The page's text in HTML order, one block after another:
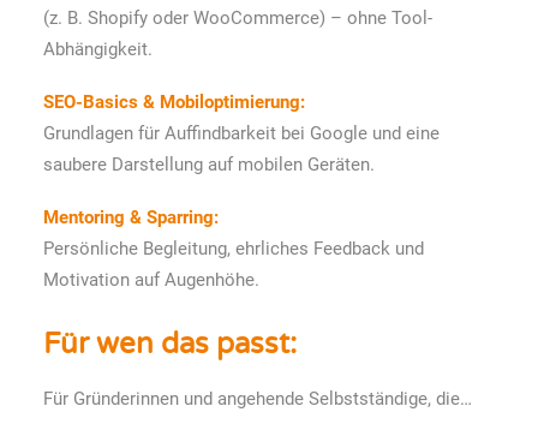
(z. B. Shopify oder WooCommerce) – ohne Tool-
Abhängigkeit.
SEO-Basics & Mobiloptimierung:
Grundlagen für Auffindbarkeit bei Google und eine
saubere Darstellung auf mobilen Geräten.
Mentoring & Sparring:
Persönliche Begleitung, ehrliches Feedback und
Motivation auf Augenhöhe.
Für wen das passt:
Für Gründerinnen und angehende Selbstständige, die…